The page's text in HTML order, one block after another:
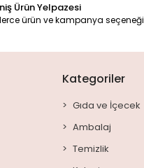
Ürün Yelpazesi
ürün ve kampanya seçeneği
Kategoriler
Gıda ve İçecek
Ambalaj
Temizlik